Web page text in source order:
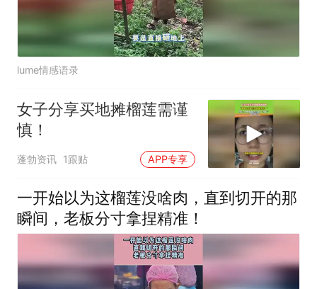
lume情感语录
女子分享买地摊榴莲需谨
慎！
蓬勃资讯 1跟贴 APP专享
一开始以为这榴莲没啥肉，直到切开的那
瞬间，老板分寸拿捏精准！